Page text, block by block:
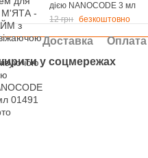
дією NANOCODE 3 мл
12 грн безкоштовно
Доставка
Оплата
у соцмережах